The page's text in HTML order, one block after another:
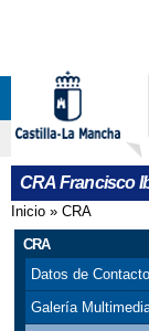
CRA Francisco
Se
Inicio » CRA
CRA
Datos de Contacto
Galería